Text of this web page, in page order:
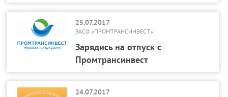
25.07.2017
ЗАСО «ПРОМТРАНСИНВЕСТ»
Зарядись на отпуск с
Промтрансинвест
24.07.2017